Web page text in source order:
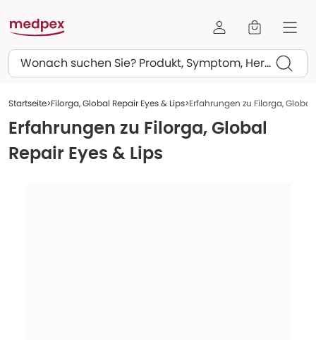
Suchen
Startseite Filorga, Global Repair Eyes & Lips Erfahrungen zu Filorga, Global
Erfahrungen zu Filorga, Global
Repair Eyes & Lips